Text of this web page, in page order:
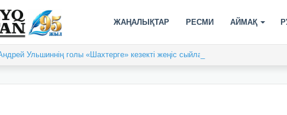
ЖАҢАЛЫҚТАР РЕСМИ АЙМАҚ
Ульшиннің голы «Шахтерге» кезекті жеңіс сыйлады